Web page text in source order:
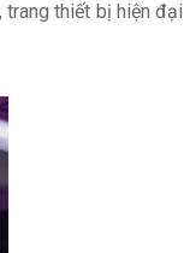
trang thiết bị hiện đại